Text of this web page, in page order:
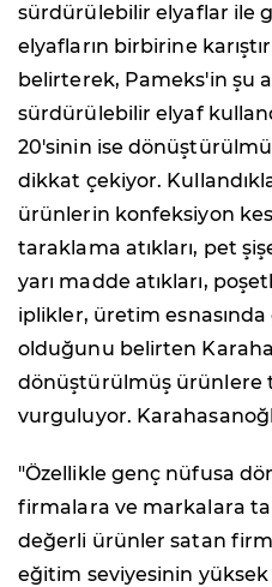
sürdürülebilir elyaflar ile
elyafların birbirine
belirterek, Pameks'in şu
sürdürülebilir elyaf
20'sinin ise
dikkat çekiyor.
ürünlerin konfeksiyon
taraklama atıkları, pet
yarı madde atıkları,
iplikler, üretim esnasında
olduğunu belirten
dönüştürülmüş ürünlere
vurguluyor.
"Özellikle genç nüfusa
firmalara ve markalara
değerli ürünler satan
eğitim seviyesinin yüksek